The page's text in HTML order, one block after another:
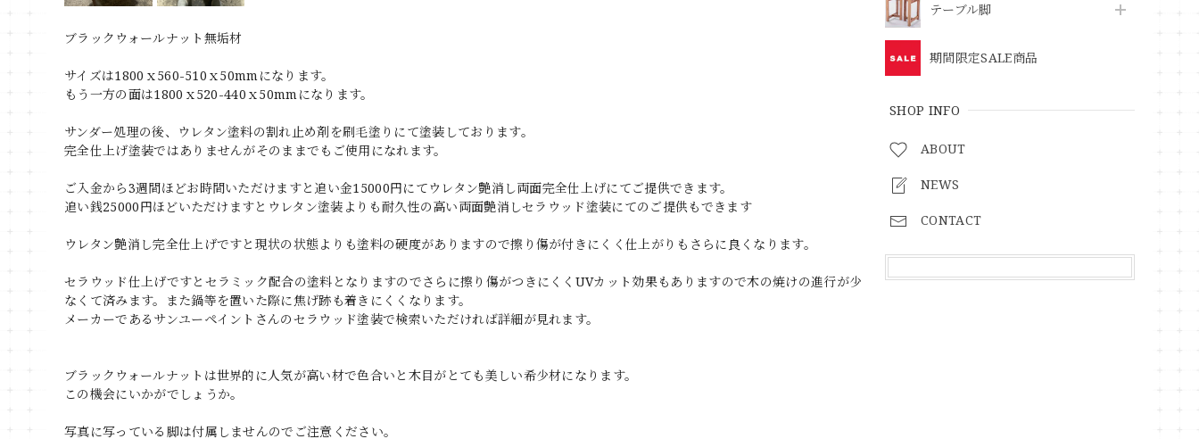
テーブル脚
期間限定SALE商品
SHOP INFO
ABOUT
NEWS
CONTACT
ブラックウォールナット無垢材
サイズは1800ｘ560-510ｘ50mmになります。
もう一方の面は1800ｘ520-440ｘ50mmになります。
サンダー処理の後、ウレタン塗料の割れ止め剤を刷毛塗りにて塗装しております。
完全仕上げ塗装ではありませんがそのままでもご使用になれます。
ご入金から3週間ほどお時間いただけますと追い金15000円にてウレタン艶消し両面完全仕上げにてご提供できます。
追い銭25000円ほどいただけますとウレタン塗装よりも耐久性の高い両面艶消しセラウッド塗装にてのご提供もできます
ウレタン艶消し完全仕上げですと現状の状態よりも塗料の硬度がありますので擦り傷が付きにくく仕上がりもさらに良くなります。
セラウッド仕上げですとセラミック配合の塗料となりますのでさらに擦り傷がつきにくくUVカット効果もありますので木の焼けの進行が少
なくて済みます。また鍋等を置いた際に焦げ跡も着きにくくなります。
メーカーであるサンユーペイントさんのセラウッド塗装で検索いただければ詳細が見れます。
ブラックウォールナットは世界的に人気が高い材で色合いと木目がとても美しい希少材になります。
この機会にいかがでしょうか。
写真に写っている脚は付属しませんのでご注意ください。